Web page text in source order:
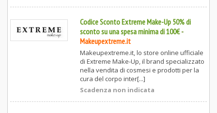
Codice Sconto Extreme Make-Up 50% di
sconto su una spesa minima di 100€-
Makeupextreme.it
Makeupextreme.it, lo store online ufficiale
di Extreme Make-Up, il brand specializzato
nella vendita di cosmesi e prodotti per la
cura del corpo inter[...]
Scadenza non indicata